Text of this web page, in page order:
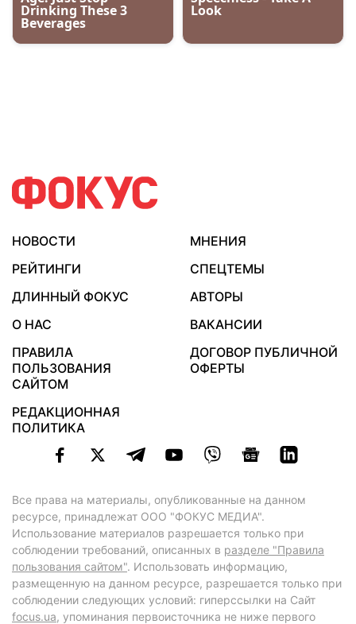
НОВОСТИ
МНЕНИЯ
РЕЙТИНГИ
СПЕЦТЕМЫ
ДЛИННЫЙ ФОКУС
АВТОРЫ
О НАС
ВАКАНСИИ
ПРАВИЛА
ПОЛЬЗОВАНИЯ
САЙТОМ
ДОГОВОР ПУБЛИЧНОЙ
ОФЕРТЫ
РЕДАКЦИОННАЯ
ПОЛИТИКА
Все права на материалы, опубликованные на данном
ресурсе, принадлежат ООО "ФОКУС МЕДИА".
Использование материалов разрешается только при
соблюдении требований, описанных в разделе "Правила
пользования сайтом". Использовать информацию,
размещенную на данном ресурсе, разрешается только при
соблюдении следующих условий: гиперссылки на Сайт
focus.ua, упоминания первоисточника не ниже первого